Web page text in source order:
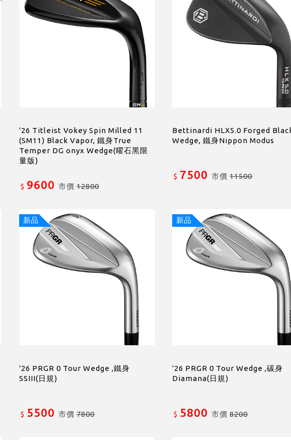
'26 Titleist Vokey Spin Milled 11
(SM11) Black Vapor, 鐵身True
Temper DG onyx Wedge(曜石黑限
量版)
$ 9600 市價12800
Bettinardi HLX5.0 Forged
Wedge, 鐵身Nippon Modus
$ 7500 市價11500
新品
'26 PRGR 0 Tour Wedge ,鐵身
SSIII(日規)
$ 5500 市價7800
新品
'26 PRGR 0 Tour Wedge ,碳身
Diamana(日規)
$ 5800 市價8200